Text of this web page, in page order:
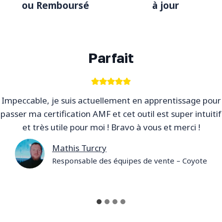
ou Remboursé à jour
Parfait
Impeccable, je suis actuellement en apprentissage pour
passer ma certification AMF et cet outil est super intuitif
et très utile pour moi ! Bravo à vous et merci !
Mathis Turcry
Responsable des équipes de vente – Coyote